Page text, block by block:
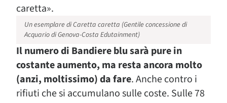
caretta».
Un esemplare di Caretta caretta (Gentile concessione di
Acquario di Genova-Costa Edutainment)
Il numero di Bandiere blu sarà pure in
costante aumento, ma resta ancora molto
(anzi, moltissimo) da fare. Anche contro i
rifiuti che si accumulano sulle coste. Sulle 78